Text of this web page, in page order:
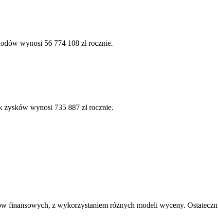
wynosi 56 774 108 zł rocznie.
zysków wynosi 735 887 zł rocznie.
finansowych, z wykorzystaniem różnych modeli wyceny.